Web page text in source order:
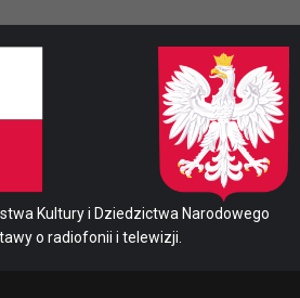
Kultury i Dziedzictwa Narodowego
o radiofonii i telewizji.